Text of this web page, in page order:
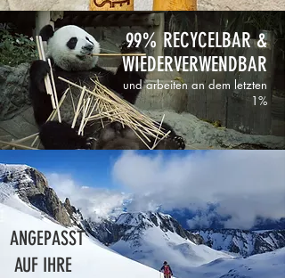
99% RECYCELBAR &
WIEDERVERWENDBAR
und arbeiten an dem letzten
1%
ANGEPASST
AUF IHRE